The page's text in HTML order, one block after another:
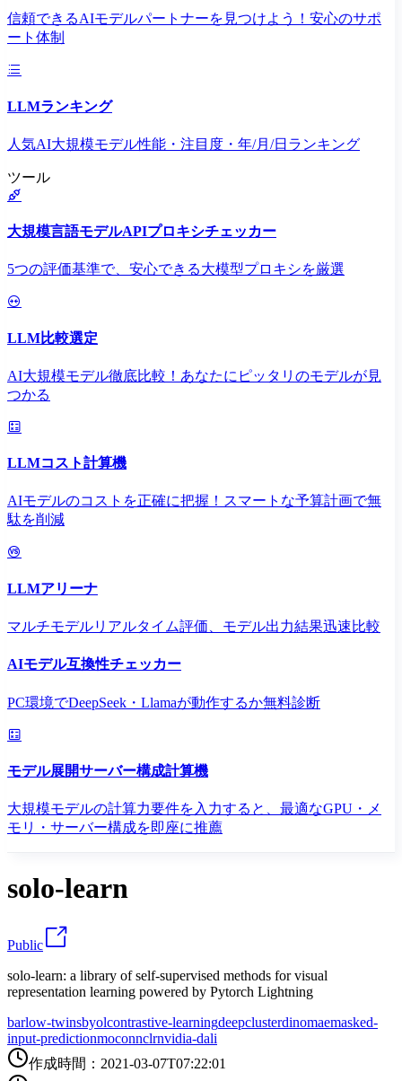
信頼できるAIモデルパートナーを見つけよう！安心のサポ
ート体制
LLMランキング
人気AI大規模モデル性能・注目度・年/月/日ランキング
ツール
大規模言語モデルAPIプロキシチェッカー
5つの評価基準で、安心できる大模型プロキシを厳選
LLM比較選定
AI大規模モデル徹底比較！あなたにピッタリのモデルが見
つかる
LLMコスト計算機
AIモデルのコストを正確に把握！スマートな予算計画で無
駄を削減
LLMアリーナ
マルチモデルリアルタイム評価、モデル出力結果迅速比較
AIモデル互換性チェッカー
PC環境でDeepSeek・Llamaが動作するか無料診断
モデル展開サーバー構成計算機
大規模モデルの計算力要件を入力すると、最適なGPU・メ
モリ・サーバー構成を即座に推薦
solo-learn
Public
solo-learn: a library of self-supervised methods for visual
representation learning powered by Pytorch Lightning
barlow-twinsbyolcontrastive-learningdeepclusterdinomaemasked-
input-predictionmoconnclrnvidia-dali
作成時間 ： 2021-03-07T07:22:01